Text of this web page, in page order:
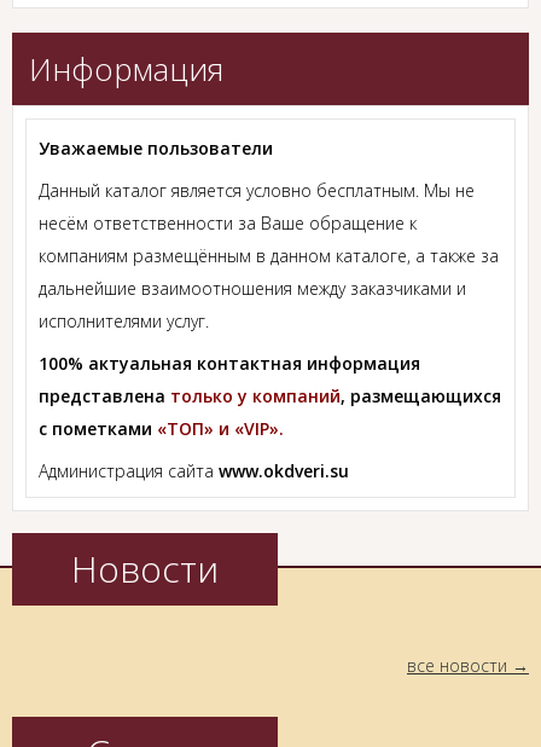
Информация
Уважаемые пользователи
Данный каталог является условно бесплатным. Мы не
несём ответственности за Ваше обращение к
компаниям размещённым в данном каталоге, а также за
дальнейшие взаимоотношения между заказчиками и
исполнителями услуг.
100% актуальная контактная информация
представлена только у компаний, размещающихся
с пометками «ТОП» и «VIP».
Администрация сайта www.okdveri.su
Новости
все новости